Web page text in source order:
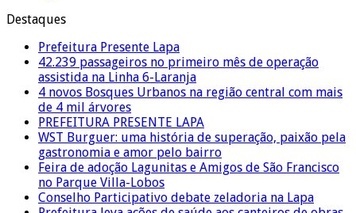
Destaques
Prefeitura Presente Lapa
42.239 passageiros no primeiro mês de operação
assistida na Linha 6-Laranja
4 novos Bosques Urbanos na região central com mais
de 4 mil árvores
PREFEITURA PRESENTE LAPA
WST Burguer: uma história de superação, paixão pela
gastronomia e amor pelo bairro
Feira de adoção Lagunitas e Amigos de São Francisco
no Parque Villa-Lobos
Conselho Participativo debate zeladoria na Lapa